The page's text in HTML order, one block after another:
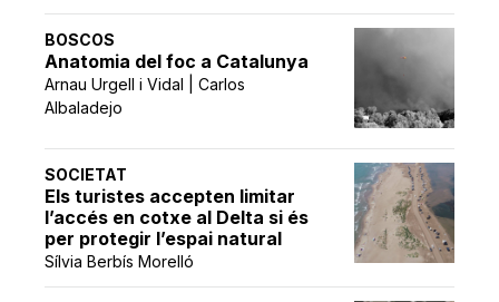
BOSCOS
Anatomia del foc a Catalunya
Arnau Urgell i Vidal | Carlos
Albaladejo
SOCIETAT
Els turistes accepten limitar
l’accés en cotxe al Delta si és
per protegir l’espai natural
Sílvia Berbís Morelló